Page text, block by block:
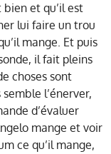
et qu’il est
lui faire un trou
mange. Et puis
il fait pleins
choses sont
l’énerver,
d’évaluer
mange et voir
ce qu’il mange,